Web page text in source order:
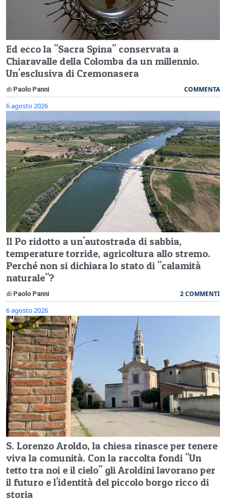
Ed ecco la "Sacra Spina" conservata a
Chiaravalle della Colomba da un millennio.
Un'esclusiva di Cremonasera
di Paolo Panni COMMENTA
6 agosto 2026
Il Po ridotto a un'autostrada di sabbia,
temperature torride, agricoltura allo stremo.
Perché non si dichiara lo stato di "calamità
naturale"?
di Paolo Panni 2 COMMENTI
6 agosto 2026
S. Lorenzo Aroldo, la chiesa rinasce per tenere
viva la comunità. Con la raccolta fondi "Un
tetto tra noi e il cielo" gli Aroldini lavorano per
il futuro e l'identità del piccolo borgo ricco di
storia